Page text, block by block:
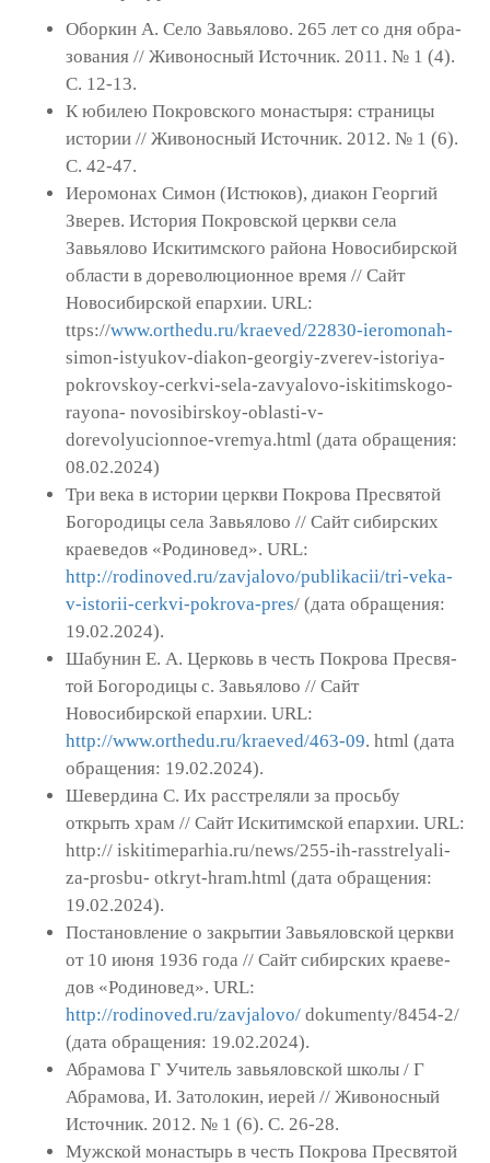
Оборкин А. Село Завьялово. 265 лет со дня обра­
зования // Живоносный Источник. 2011. № 1 (4).
С. 12-13.
К юбилею Покровского монастыря: страницы
истории // Живоносный Источник. 2012. № 1 (6).
С. 42-47.
Иеромонах Симон (Истюков), диакон Георгий
Зверев. История Покровской церкви села
Завьялово Искитимского района Новосибирской
области в доре­волюционное время // Сайт
Новосибирской епархии. URL:
ttps://www.orthedu.ru/kraeved/22830-ieromonah-
simon-istyukov-diakon-georgiy-zverev-istoriya-
pokrovskoy-cerkvi-sela-zavyalovo-iskitimskogo-
rayona- novosibirskoy-oblasti-v-
dorevolyucionnoe-vremya.html (дата обращения:
08.02.2024)
Три века в истории церкви Покрова Пресвятой
Богородицы села Завьялово // Сайт сибирских
крае­ведов «Родиновед». URL:
http://rodinoved.ru/zavjalovo/publikacii/tri-veka-
v-istorii-cerkvi-pokrova-pres/ (дата обращения:
19.02.2024).
Шабунин Е. А. Церковь в честь Покрова Пресвя­
той Богородицы с. Завьялово // Сайт
Новосибирской епархии. URL:
http://www.orthedu.ru/kraeved/463-09. html (дата
обращения: 19.02.2024).
Шевердина С. Их расстреляли за просьбу
открыть храм // Сайт Искитимской епархии. URL:
http:// iskitimeparhia.ru/news/255-ih-rasstrelyali-
za-prosbu- otkryt-hram.html (дата обращения:
19.02.2024).
Постановление о закрытии Завьяловской цер­кви
от 10 июня 1936 года // Сайт сибирских краеве­
дов «Родиновед». URL:
http://rodinoved.ru/zavjalovo/ dokumenty/8454-2/
(дата обращения: 19.02.2024).
Абрамова Г Учитель завьяловской школы / Г
Абра­мова, И. Затолокин, иерей // Живоносный
Источник. 2012. № 1 (6). С. 26-28.
Мужской монастырь в честь Покрова Пресвя­той